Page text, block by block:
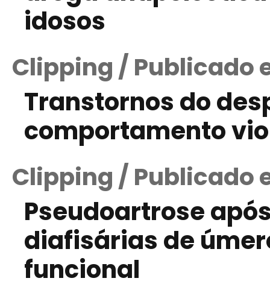
idosos
Clipping / Publicado
Transtornos do
comportamento
Clipping / Publicado
Pseudoartrose
diafisárias de
funcional